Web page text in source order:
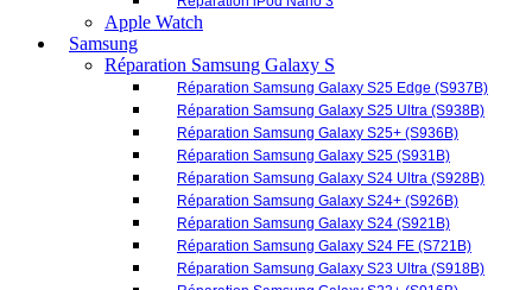
Réparation Samsung Galaxy S24+ (S926B)
Réparation Samsung Galaxy S24 (S921B)
Réparation Samsung Galaxy S24 FE (S721B)
Réparation Samsung Galaxy S23 Ultra (S918B)
Réparation Samsung Galaxy S23+ (S916B)
Réparation Samsung Galaxy S23 (S911B)
Réparation Samsung Galaxy S23 FE (S711B)
Réparation Samsung Galaxy S22 Ultra (S908B)
Réparation Samsung Galaxy S22+ (S906B)
Réparation Samsung Galaxy S22 (S901B)
Réparation Samsung Galaxy S21 Ultra (G998B)
Réparation Samsung Galaxy S21+ 5G (G996B)
Réparation Samsung Galaxy S21 (G991B)